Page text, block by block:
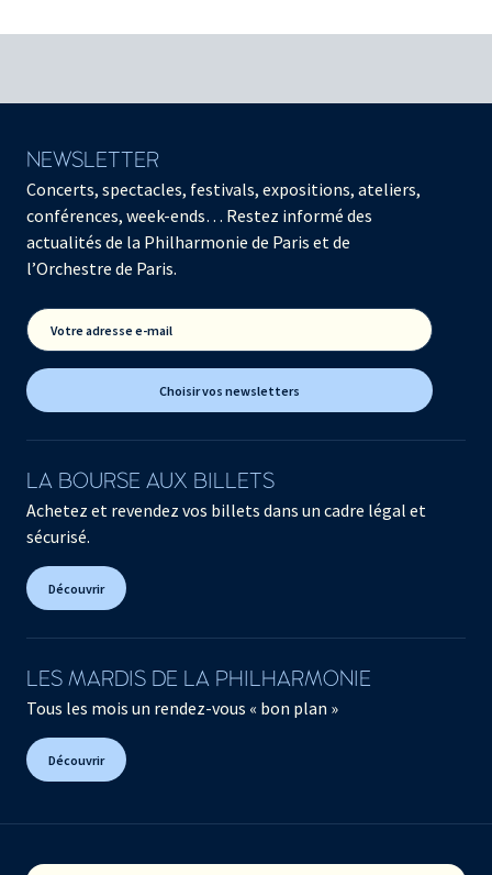
NEWSLETTER
Concerts, spectacles, festivals, expositions, ateliers,
conférences, week-ends… Restez informé des
actualités de la Philharmonie de Paris et de
l’Orchestre de Paris.
Votre adresse e-mail
Choisir vos newsletters
LA BOURSE AUX BILLETS
Achetez et revendez vos billets dans un cadre légal et
sécurisé.
Découvrir
LES MARDIS DE LA PHILHARMONIE
Tous les mois un rendez-vous « bon plan »
Découvrir